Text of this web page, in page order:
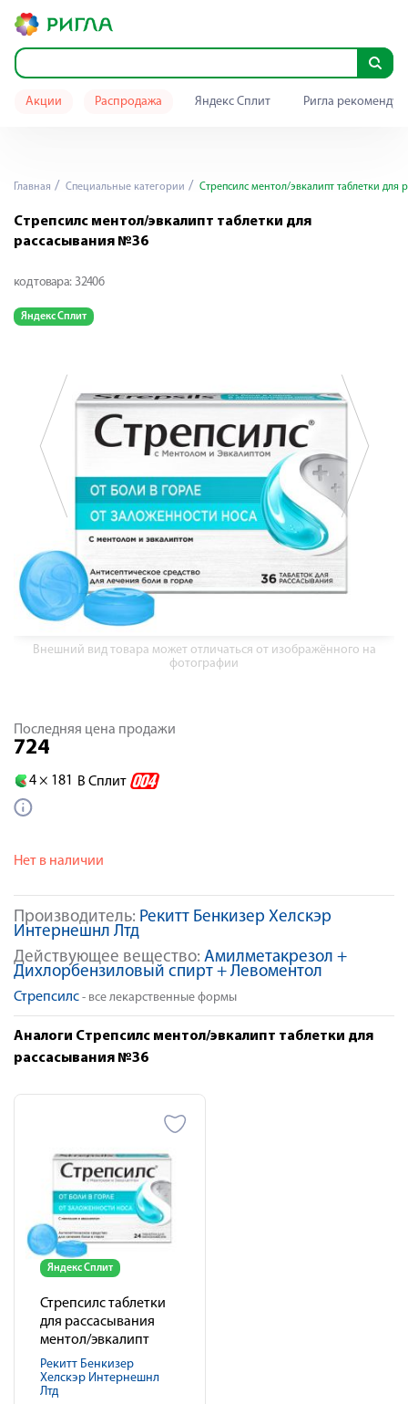
Акции Распродажа Яндекс Сплит Ригла
Главная Специальные категории Стрепсилс ментол/эвкалипт таблетки для
Стрепсилс ментол/эвкалипт таблетки для
рассасывания №36
код товара: 32406
Яндекс Сплит
Внешний вид товара может отличаться от изображённого на
фотографии
Производитель: Рекитт Бенкизер Хелскэр
Интернешнл Лтд
Действующее вещество: Амилметакрезол +
Дихлорбензиловый спирт + Левоментол
Стрепсилс - все лекарственные формы
Последняя цена продажи
724
4 × 181 В Сплит
Нет в наличии
Аналоги Стрепсилс ментол/эвкалипт таблетки для
рассасывания №36
Яндекс Сплит
Стрепсилс таблетки
для рассасывания
ментол/эвкалипт
№24
Рекитт Бенкизер
Хелскэр Интернешнл
Лтд